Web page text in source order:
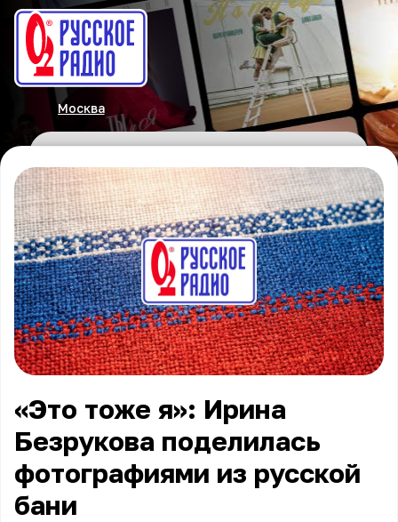
Москва
«Это тоже я»: Ирина
Безрукова поделилась
фотографиями из русской
бани